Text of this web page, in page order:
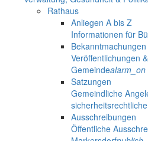
Rathaus
Anliegen A bis Z
Informationen für
Bekanntmachungen
Veröffentlichungen
Gemeindealarm_on
Satzungen
Gemeindliche
Ausschreibungen
Öffentliche